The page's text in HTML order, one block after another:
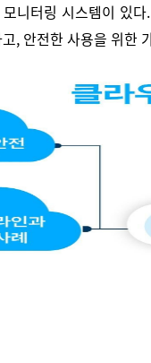
니터링 시스템이 있
, 안전한 사용을 위한